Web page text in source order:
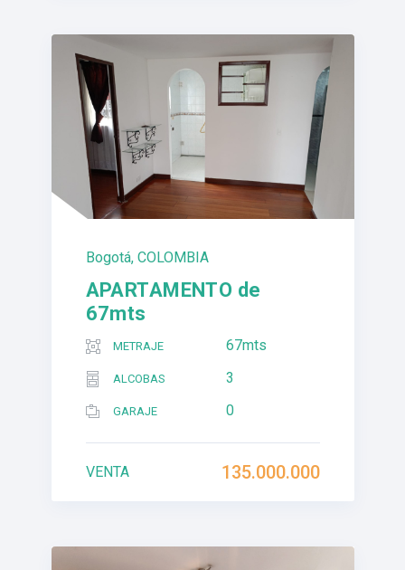
Bogotá, COLOMBIA
APARTAMENTO de
67mts
METRAJE 67mts
ALCOBAS 3
GARAJE 0
135.000.000
VENTA